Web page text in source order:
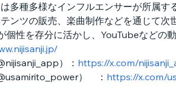
多様なインフルエンサーが所属す
ンツの販売、楽曲制作などを通じて
性を存分に活かし、YouTubeなどの
）： https://x.com/
）　： https://x.com/